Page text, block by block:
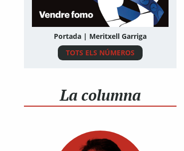
Portada | Meritxell Garriga
TOTS ELS NÚMEROS
La columna